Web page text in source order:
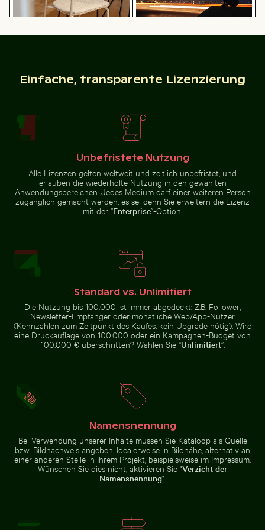
Luftaufnahme des Siva
Subramanya Kovil Tempels in Lissabon
Barbary-Makaken Kuscheln am Affenfelsen in Gibraltar
Affenfelsen in
Gibraltar
Silhouette von Menschen beim Angeln
Sonnenuntergang
Mini-Einkaufswagen mit gelben
Riesenseerosen in einer
friedlichen Teichlandschaft
Mann auf Motorrad an belebter
Kreuzung in Hanoi
Neugierige rote Katze blickt hinter blauer Tür hervor
Neugierige rote
Luftaufnahme von Laem Haad Beach,
Luftaufnahme von Laem Haad Beach, Koh Yao Yai
Weg umgeben von blühenden Oleander bei den
Einfache, transparente Lizenzierung
Unbefristete Nutzung
Alle Lizenzen gelten weltweit und zeitlich unbefristet, und
erlauben die wiederholte Nutzung in den gewählten
Anwendungsbereichen. Jedes Medium darf einer weiteren Person
zugänglich gemacht werden, es sei denn Sie erweitern die Lizenz
mit der “Enterprise”-Option.
Standard vs. Unlimitiert
Die Nutzung bis 100.000 ist immer abgedeckt: Z.B. Follower,
Newsletter-Empfänger oder monatliche Web/App-Nutzer
(Kennzahlen zum Zeitpunkt des Kaufes, kein Upgrade nötig). Wird
eine Druckauflage von 100.000 oder ein Kampagnen-Budget von
100.000 € überschritten? Wählen Sie “Unlimitiert”.
Namensnennung
Bei Verwendung unserer Inhalte müssen Sie Kataloop als Quelle
bzw. Bildnachweis angeben. Idealerweise in Bildnähe, alternativ an
einer anderen Stelle in Ihrem Projekt, beispielsweise im Impressum.
Wünschen Sie dies nicht, aktivieren Sie "Verzicht der
Namensnennung".